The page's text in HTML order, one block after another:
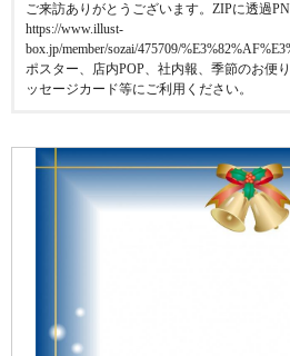
ご来訪ありがとうございます。ZIPに透過
https://www.illust-
box.jp/member/sozai/475709/
ポスター、店内POP、社内報、季節のお便
ッセージカード等にご利用ください。